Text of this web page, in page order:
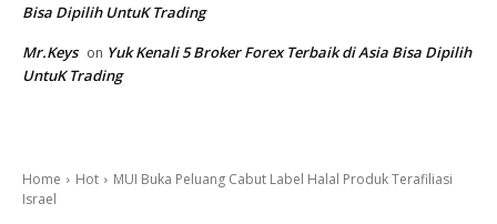
Bisa Dipilih UntuK Trading
Mr.Keys on Yuk Kenali 5 Broker Forex Terbaik di Asia Bisa Dipilih
UntuK Trading